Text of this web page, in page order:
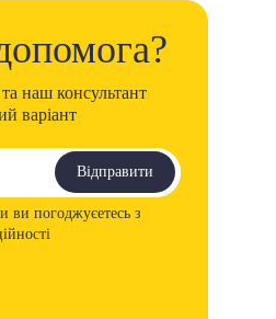
наш консультант
варіант
Відправити
ви погоджуєетесь з